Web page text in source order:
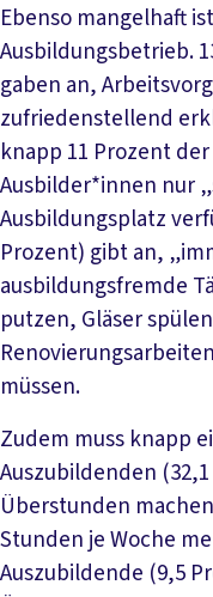
Ebenso mangelhaft
Ausbildungsbetrieb.
gaben an,
zufriedenstellend
knapp 11 Prozent
Ausbilder*innen nur
Ausbildungsplatz
Prozent) gibt an,
ausbildungsfremde
putzen, Gläser
müssen.
Zudem muss knapp
Auszubildenden
Überstunden
Stunden je Woche
Auszubildende (9,5